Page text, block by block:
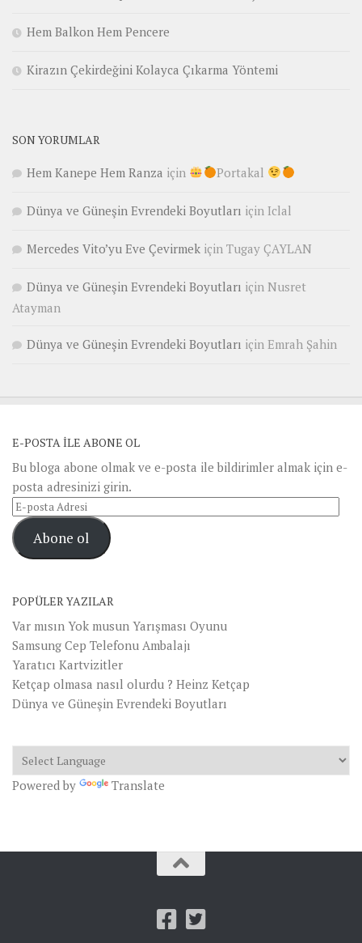
Hem Balkon Hem Pencere
Kirazın Çekirdeğini Kolayca Çıkarma Yöntemi
SON YORUMLAR
Hem Kanepe Hem Ranza için Portakal
Dünya ve Güneşin Evrendeki Boyutları için Iclal
Mercedes Vito’yu Eve Çevirmek için Tugay ÇAYLAN
Dünya ve Güneşin Evrendeki Boyutları için Nusret
Atayman
Dünya ve Güneşin Evrendeki Boyutları için Emrah Şahin
E-POSTA ILE ABONE OL
Bu bloga abone olmak ve e-posta ile bildirimler almak için e-
posta adresinizi girin.
E-
posta
AdresiAbone ol
POPÜLER YAZILAR
Var mısın Yok musun Yarışması Oyunu
Samsung Cep Telefonu Ambalajı
Yaratıcı Kartvizitler
Ketçap olmasa nasıl olurdu ? Heinz Ketçap
Dünya ve Güneşin Evrendeki Boyutları
Powered by Translate